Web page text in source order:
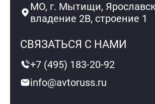
МО, г. Мытищи,
владение 2В, строение 1
СВЯЗАТЬСЯ С НАМИ
+7 (495) 183-20-92
info@avtoruss.ru